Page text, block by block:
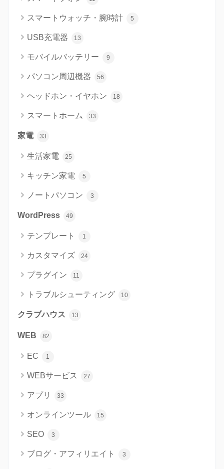
スマートウォッチ・腕時計 5
USB充電器 13
モバイルバッテリー 9
パソコン周辺機器 56
ヘッドホン・イヤホン 18
スマートホーム 33
家電 33
生活家電 25
キッチン家電 5
ノートパソコン 3
WordPress 49
テンプレート 1
カスタマイズ 24
プラグイン 11
トラブルシューティング 10
クラブハウス 13
WEB 82
EC 1
WEBサービス 27
アプリ 33
オンラインツール 15
SEO 3
ブログ・アフィリエイト 3